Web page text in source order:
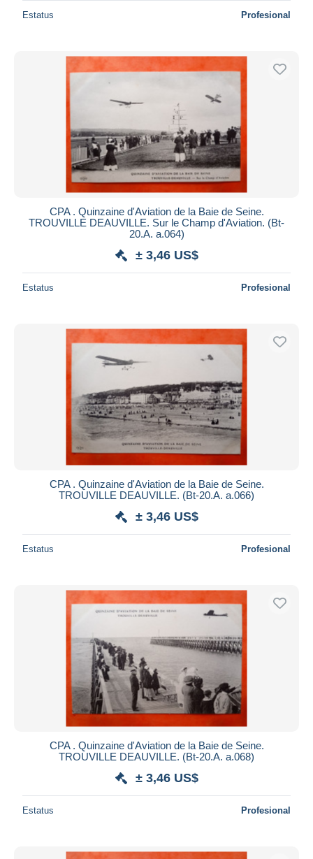
Estatus Profesional
CPA . Quinzaine d'Aviation de la Baie de Seine.
TROUVILLE DEAUVILLE. Sur le Champ d'Aviation. (Bt-
20.A. a.064)
± 3,46 US$
Estatus Profesional
CPA . Quinzaine d'Aviation de la Baie de Seine.
TROUVILLE DEAUVILLE. (Bt-20.A. a.066)
± 3,46 US$
Estatus Profesional
CPA . Quinzaine d'Aviation de la Baie de Seine.
TROUVILLE DEAUVILLE. (Bt-20.A. a.068)
± 3,46 US$
Estatus Profesional